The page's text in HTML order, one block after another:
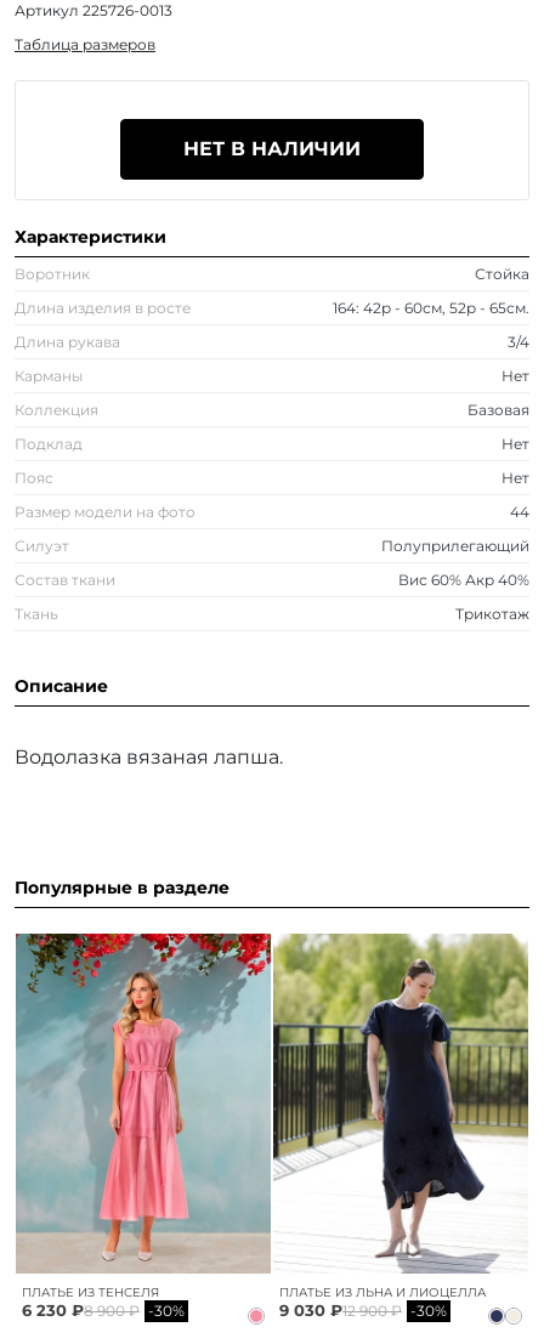
Артикул 225726-0013
Таблица размеров
НЕТ В НАЛИЧИИ
Характеристики
Воротник
Стойка
Длина изделия в росте
164: 42р - 60см, 52р - 65см.
Длина рукава
3/4
Карманы
Нет
Коллекция
Базовая
Подклад
Нет
Пояс
Нет
Размер модели на фото
44
Силуэт
Полуприлегающий
Состав ткани
Вис 60% Акр 40%
Ткань
Трикотаж
Описание
Водолазка вязаная лапша.
Популярные в разделе
ПЛАТЬЕ ИЗ ТЕНСЕЛЯ
6 230 ₽8 900 ₽ -30%
ПЛАТЬЕ ИЗ ЛЬНА И ЛИОЦЕЛЛА
9 030 ₽12 900 ₽ -30%